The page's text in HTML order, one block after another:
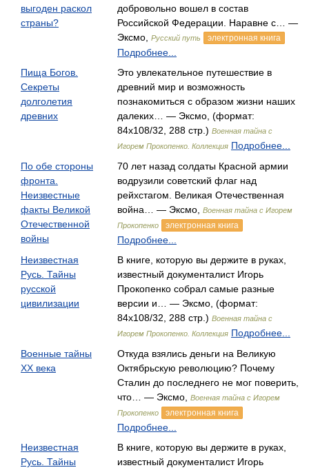
выгоден раскол
страны?
добровольно вошел в состав
Российской Федерации. Наравне с… —
Эксмо,
Русский путь электронная книга
Подробнее...
Пища Богов.
Секреты
долголетия
древних
Это увлекательное путешествие в
древний мир и возможность
познакомиться с образом жизни наших
далеких… — Эксмо, (формат:
84x108/32, 288 стр.) Военная тайна с
Игорем Прокопенко. Коллекция Подробнее...
По обе стороны
фронта.
Неизвестные
факты Великой
Отечественной
войны
70 лет назад солдаты Красной армии
водрузили советский флаг над
рейхстагом. Великая Отечественная
война… — Эксмо,
Военная тайна с Игорем
Прокопенко
электронная книга
Подробнее...
Неизвестная
Русь. Тайны
русской
цивилизации
В книге, которую вы держите в руках,
известный документалист Игорь
Прокопенко собрал самые разные
версии и… — Эксмо, (формат:
84x108/32, 288 стр.) Военная тайна с
Игорем Прокопенко. Коллекция Подробнее...
Военные тайны
ХХ века
Откуда взялись деньги на Великую
Октябрьскую революцию? Почему
Сталин до последнего не мог поверить,
что… — Эксмо,
Военная тайна с Игорем
Прокопенко
электронная книга
Подробнее...
Неизвестная
Русь. Тайны
В книге, которую вы держите в руках,
известный документалист Игорь